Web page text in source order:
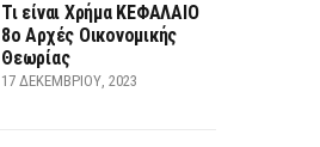
Τι είναι Χρήμα ΚΕΦΑΛΑΙΟ
8ο Αρχές Οικονομικής
Θεωρίας
17 ΔΕΚΕΜΒΡΊΟΥ, 2023